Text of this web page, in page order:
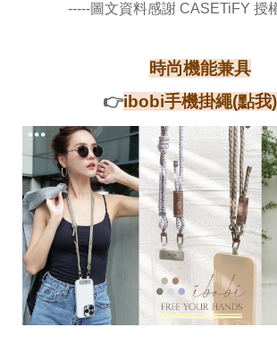
歡
迎
投
稿
聲
明
版
權
提
報
-----圖文資料感謝 CASETiFY 授
時尚機能兼具
👉ibobi手機掛繩(點我)